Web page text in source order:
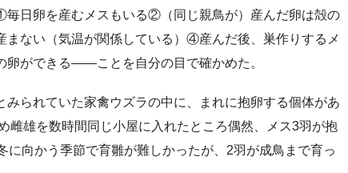
日卵を産むメスもいる②（同じ親鳥が）産んだ卵は殻の
ない（気温が関係している）④産んだ後、巣作りするメ
ができる――ことを自分の目で確かめた。
られていた家禽ウズラの中に、まれに抱卵する個体があ
雌雄を数時間同じ小屋に入れたところ偶然、メス3羽が抱
に向かう季節で育雛が難しかったが、2羽が成鳥まで育っ